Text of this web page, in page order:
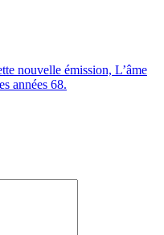
nouvelle émission, L’âme
années 68.